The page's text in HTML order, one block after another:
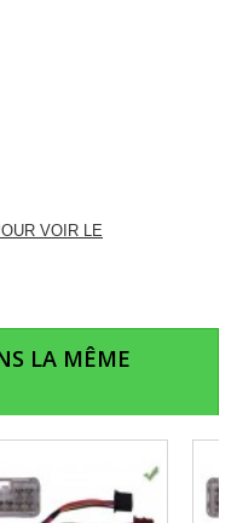
VOIR LE
LA MÊME